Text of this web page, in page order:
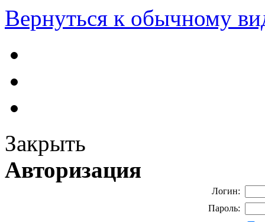
Вернуться к обычному
Закрыть
Авторизация
Логин:
Пароль: